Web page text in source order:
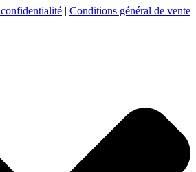
Conditions général de vente